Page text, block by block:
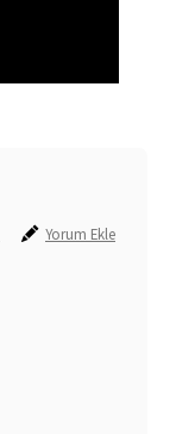
Yorum Ekle